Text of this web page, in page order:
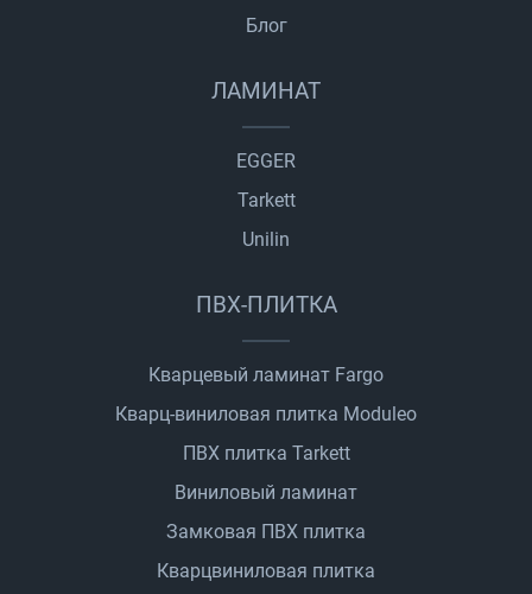
Блог
ЛАМИНАТ
EGGER
Tarkett
Unilin
ПВХ-ПЛИТКА
Кварцевый ламинат Fargo
Кварц-виниловая плитка Moduleo
ПВХ плитка Tarkett
Виниловый ламинат
Замковая ПВХ плитка
Кварцвиниловая плитка